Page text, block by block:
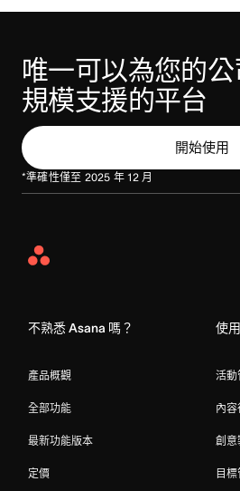
唯一可以為您的
規模支援的平台
開始使用
*準確性僅至 2025 年 12 月
Asana
不熟悉 Asana 嗎？
產品概觀
全部功能
最新功能版本
定價
使
活動
內容
創意
目